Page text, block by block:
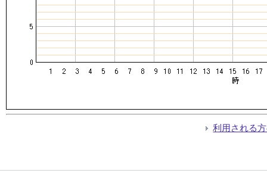
利用される